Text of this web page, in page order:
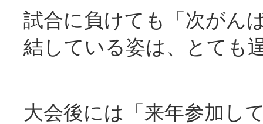
試合に負けても「次がん
結している姿は、とても
大会後には「来年参加し